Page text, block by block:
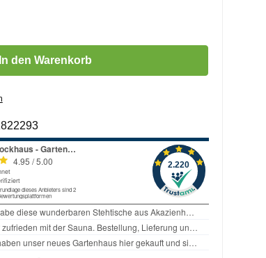
Wert ein oder benutze die Schaltflächen um
In den Warenkorb